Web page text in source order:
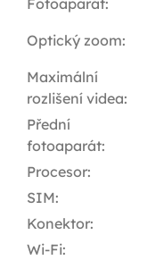
Fotoaparát:
Optický zoom:
Maximální
rozlišení videa:
Přední
fotoaparát:
Procesor:
SIM:
Konektor:
Wi-Fi: